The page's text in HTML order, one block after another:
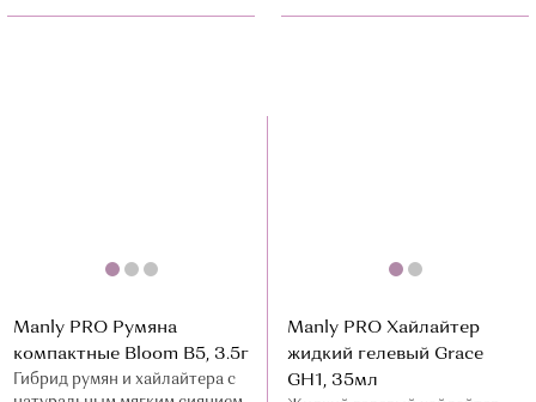
Manly PRO Румяна
компактные Bloom В5, 3.5г
Гибрид румян и хайлайтера с
Manly PRO Хайлайтер
жидкий гелевый Grace
GH1, 35мл